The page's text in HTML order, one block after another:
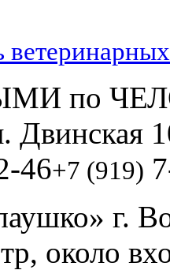
по
Двинская
46+7 (919)
г.
около